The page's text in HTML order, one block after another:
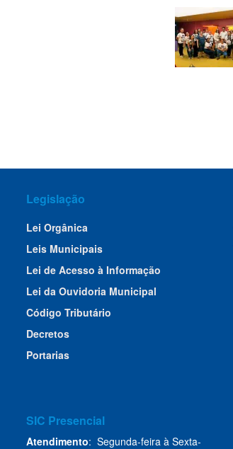
Legislação
Lei Orgânica
Leis Municipais
Lei de Acesso à Informação
Lei da Ouvidoria Municipal
Código Tributário
Decretos
Portarias
SIC Presencial
Atendimento: Segunda-feira à Sexta-